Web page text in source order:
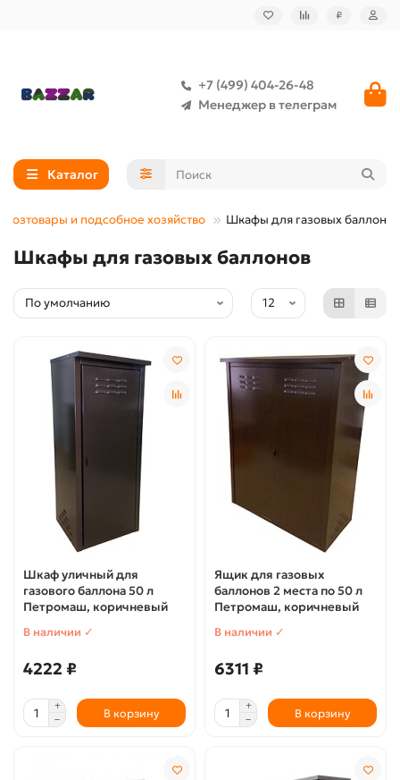
₽
+7 (499) 404-26-48
Менеджер в телеграм
Каталог
Хозтовары и подсобное хозяйство Шкафы для газовых баллонов
Шкафы для газовых баллонов
Шкаф уличный для
газового баллона 50 л
Петромаш, коричневый
В наличии ✓
4222 ₽
В корзину
Ящик для газовых
баллонов 2 места по 50 л
Петромаш, коричневый
В наличии ✓
6311 ₽
В корзину